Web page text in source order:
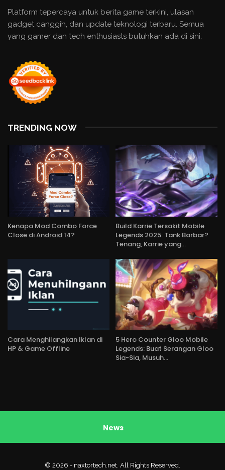
Platform tepercaya untuk berita game terkini, ulasan
gadget canggih, dan update teknologi terbaru. Semua
yang gamer dan tech enthusiasts butuhkan ada di sini.
TRENDING NOW
Kenapa Mod Combo Force
Close di Android 14?
Build Karrie Tersakit Mobile
Legends 2025: Tank Barbar?
Tenang, Karrie yang…
Cara Menghilangkan Iklan di
HP & Game Offline
5 Hero Counter Gloo Mobile
Legends: Buat Serangan Gloo
Sia-Sia, Musuh…
News
© 2026 - naxtortech.net. All Rights Reserved.